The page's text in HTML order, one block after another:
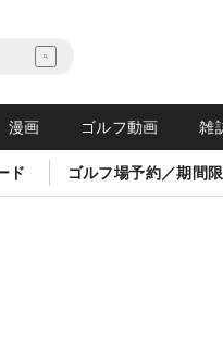
漫画 ゴルフ動画 雑
ド ゴルフ場予約／期間